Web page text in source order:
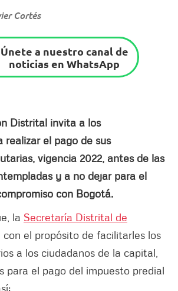
Cortés
Únete a nuestro canal de
noticias en WhatsApp
Distrital invita a los
realizar el pago de sus
vigencia 2022, antes de las
y a no dejar para el
con Bogotá.
la Secretaría Distrital de
, con el propósito de facilitarles los
a los ciudadanos de la capital,
para el pago del impuesto predial